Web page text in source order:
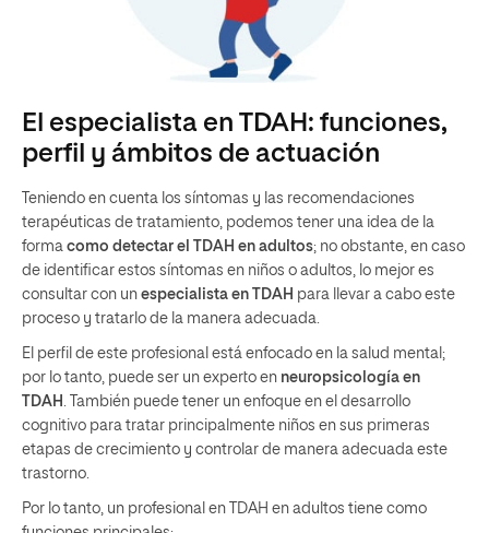
El especialista en TDAH: funciones,
perfil y ámbitos de actuación
Teniendo en cuenta los síntomas y las recomendaciones
terapéuticas de tratamiento, podemos tener una idea de la
forma como detectar el TDAH en adultos; no obstante, en caso
de identificar estos síntomas en niños o adultos, lo mejor es
consultar con un especialista en TDAH para llevar a cabo este
proceso y tratarlo de la manera adecuada.
El perfil de este profesional está enfocado en la salud mental;
por lo tanto, puede ser un experto en neuropsicología en
TDAH . También puede tener un enfoque en el desarrollo
cognitivo para tratar principalmente niños en sus primeras
etapas de crecimiento y controlar de manera adecuada este
trastorno.
Por lo tanto, un profesional en TDAH en adultos tiene como